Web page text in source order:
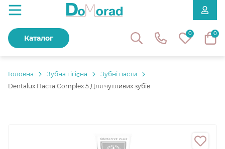
0 0
Каталог
Головнa Зубна гігієна
Зубні пасти
Dentalux Паста Complex 5 Для чутливих зубів